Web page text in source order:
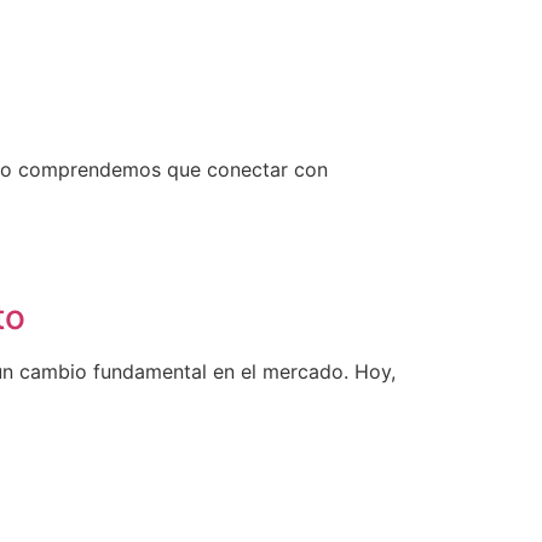
comprendemos que conectar con
cambio fundamental en el mercado. Hoy,